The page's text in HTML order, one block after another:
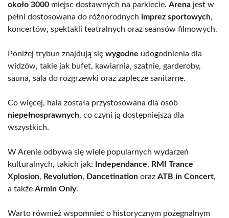
około 3000 miejsc dostawnych na parkiecie. Arena jest w
pełni dostosowana do różnorodnych imprez sportowych,
koncertów, spektakli teatralnych oraz seansów filmowych.
Poniżej trybun znajdują się wygodne udogodnienia dla
widzów, takie jak bufet, kawiarnia, szatnie, garderoby,
sauna, sala do rozgrzewki oraz zaplecze sanitarne.
Co więcej, hala została przystosowana dla osób
niepełnosprawnych, co czyni ją dostępniejszą dla
wszystkich.
W Arenie odbywa się wiele popularnych wydarzeń
kulturalnych, takich jak:
Independance, RMI Trance
Xplosion, Revolution, Dancetination oraz ATB in Concert,
a także Armin Only.
Warto również wspomnieć o historycznym pożegnalnym